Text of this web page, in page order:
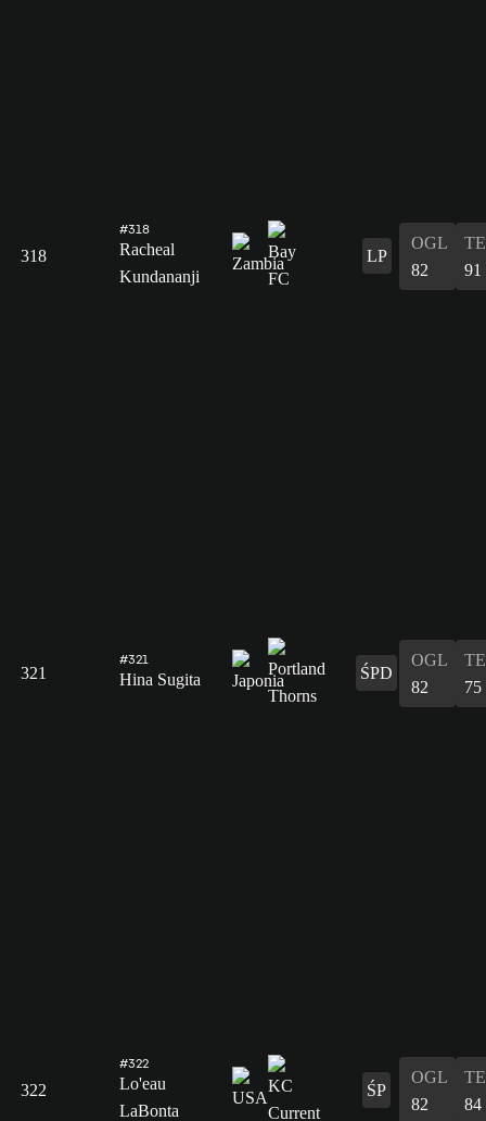
318
#318
Racheal
Kundananji
LP
OGL
82
91
321
#321
Hina Sugita ŚPD
OGL
82
75
322
#322
Lo'eau
LaBonta
ŚP
OGL
82
84